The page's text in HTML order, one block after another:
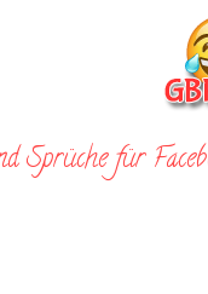
Sprüche für